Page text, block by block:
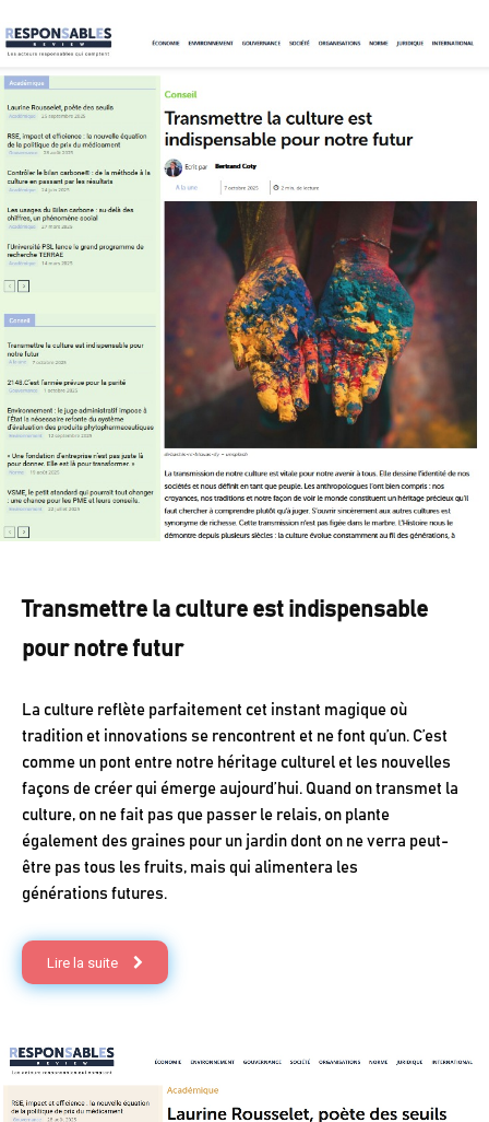
Transmettre la culture est indispensable
pour notre futur
La culture reflète parfaitement cet instant magique où
tradition et innovations se rencontrent et ne font qu’un. C’est
comme un pont entre notre héritage culturel et les nouvelles
façons de créer qui émerge aujourd’hui. Quand on transmet la
culture, on ne fait pas que passer le relais, on plante
également des graines pour un jardin dont on ne verra peut-
être pas tous les fruits, mais qui alimentera les
générations futures.
Lire la suite